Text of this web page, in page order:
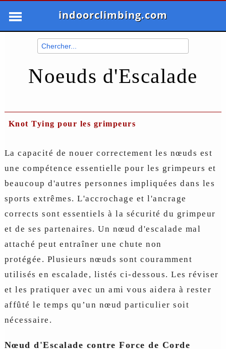
indoorclimbing.com
Noeuds d'Escalade
Knot Tying pour les grimpeurs
La capacité de nouer correctement les nœuds est
une compétence essentielle pour les grimpeurs et
beaucoup d'autres personnes impliquées dans les
sports extrêmes. L'accrochage et l'ancrage
corrects sont essentiels à la sécurité du grimpeur
et de ses partenaires. Un nœud d'escalade mal
attaché peut entraîner une chute non
protégée. Plusieurs nœuds sont couramment
utilisés en escalade, listés ci-dessous. Les réviser
et les pratiquer avec un ami vous aidera à rester
affûté le temps qu’un nœud particulier soit
nécessaire.
Nœud d'Escalade contre Force de Corde